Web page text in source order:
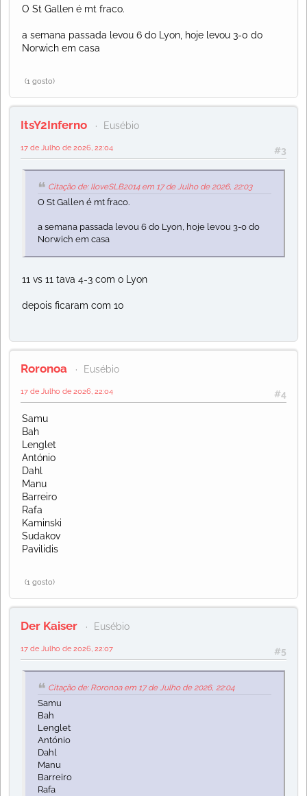
O St Gallen é mt fraco.
a semana passada levou 6 do Lyon, hoje levou 3-0 do
Norwich em casa
(1 gosto)
ItsY2Inferno Eusébio
#3
17 de Julho de 2026, 22:04
Citação de: IloveSLB2014 em 17 de Julho de 2026, 22:03
O St Gallen é mt fraco.
a semana passada levou 6 do Lyon, hoje levou 3-0 do
Norwich em casa
11 vs 11 tava 4-3 com o Lyon
depois ficaram com 10
Roronoa Eusébio
#4
17 de Julho de 2026, 22:04
Samu
Bah
Lenglet
António
Dahl
Manu
Barreiro
Rafa
Kaminski
Sudakov
Pavilidis
(1 gosto)
Der Kaiser Eusébio
#5
17 de Julho de 2026, 22:07
Citação de: Roronoa em 17 de Julho de 2026, 22:04
Samu
Bah
Lenglet
António
Dahl
Manu
Barreiro
Rafa